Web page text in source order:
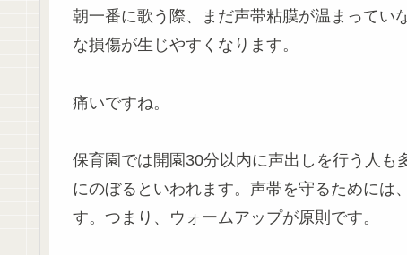
朝一番に歌う際、まだ声帯粘膜が温まってい
な損傷が生じやすくなります。
痛いですね。
保育園では開園30分以内に声出しを行う人
にのぼるといわれます。声帯を守るためには
す。つまり、ウォームアップが原則です。